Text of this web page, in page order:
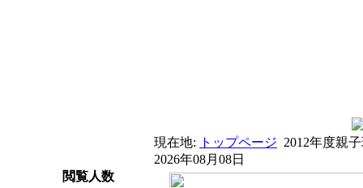
現在地: トップページ 2012年度親
2026年08月08日
閲覧人数